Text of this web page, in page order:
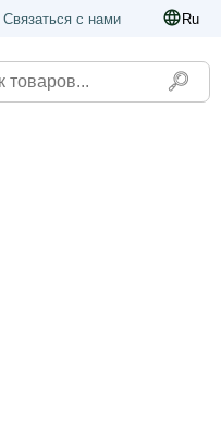
Связаться с нами Ru